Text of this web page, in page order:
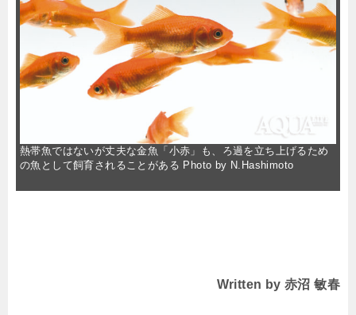
熱帯魚ではないが丈夫な金魚「小赤」も、ろ過を立ち上げるため
の魚として飼育されることがある Photo by N.Hashimoto
Written by 赤沼 敏春